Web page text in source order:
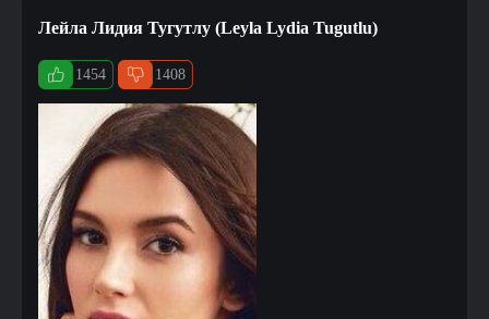
Лейла Лидия Тугутлу (Leyla Lydia Tugutlu)
1454 1408